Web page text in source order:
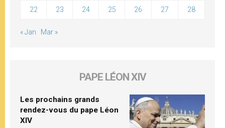
22 23 24 25 26 27 28
« Jan Mar »
PAPE LÉON XIV
Les prochains grands
rendez-vous du pape Léon
XIV